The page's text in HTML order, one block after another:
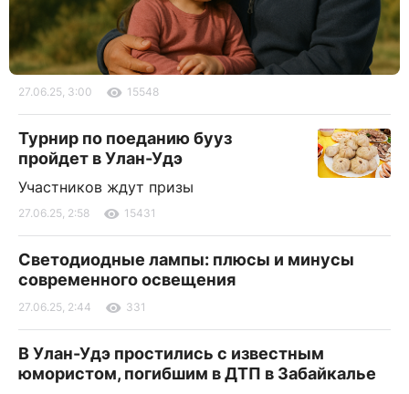
27.06.25, 3:00 15548
Турнир по поеданию бууз
пройдет в Улан-Удэ
Участников ждут призы
27.06.25, 2:58 15431
Светодиодные лампы: плюсы и минусы
современного освещения
27.06.25, 2:44 331
В Улан-Удэ простились с известным
юмористом, погибшим в ДТП в Забайкалье